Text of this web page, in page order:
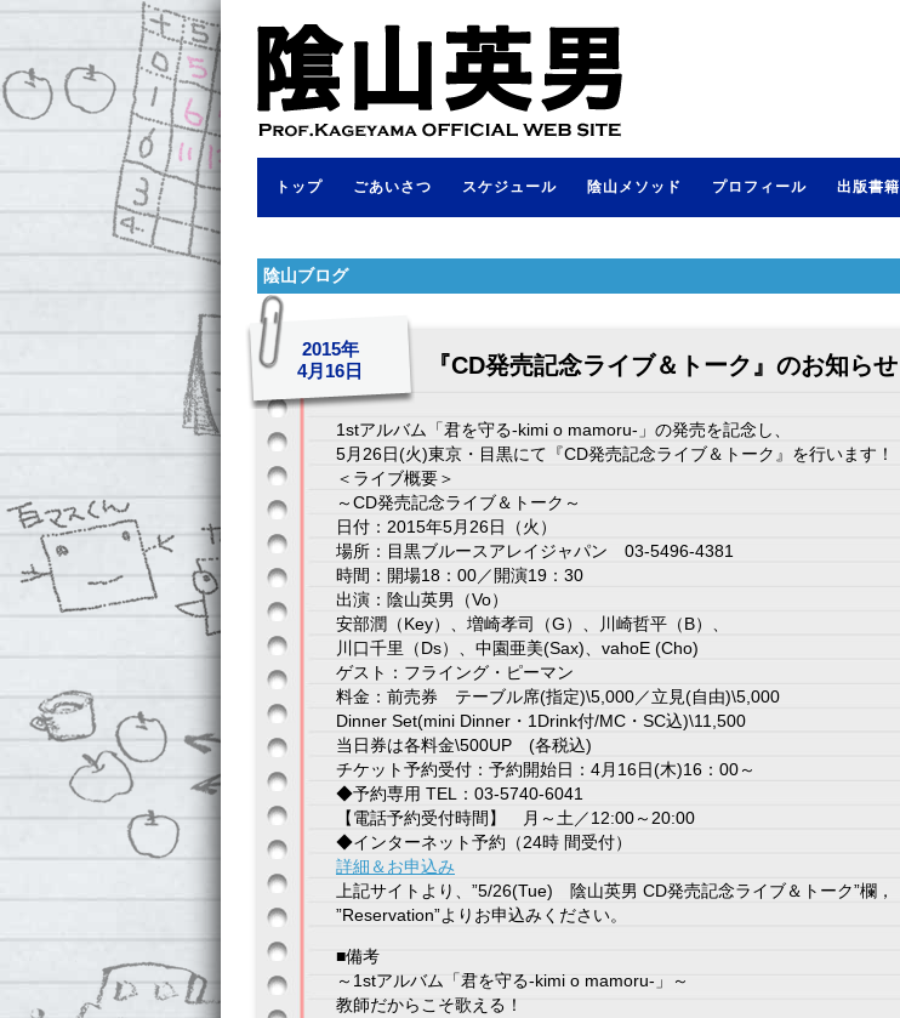
トップ ごあいさつ スケジュール 陰山メソッド プロフィール 出版書籍
陰山ブログ
『CD発売記念ライブ＆トーク』のお知らせ
2015年
4月16日
1stアルバム「君を守る-kimi o mamoru-」の発売を記念し、
5月26日(火)東京・目黒にて『CD発売記念ライブ＆トーク』を行います！
＜ライブ概要＞
～CD発売記念ライブ＆トーク～
日付：2015年5月26日（火）
場所：目黒ブルースアレイジャパン 03-5496-4381
時間：開場18：00／開演19：30
出演：陰山英男（Vo）
安部潤（Key）、増崎孝司（G）、川崎哲平（B）、
川口千里（Ds）、中園亜美(Sax)、vahoE (Cho)
ゲスト：フライング・ピーマン
料金：前売券 テーブル席(指定)\5,000／立見(自由)\5,000
Dinner Set(mini Dinner・1Drink付/MC・SC込)\11,500
当日券は各料金\500UP (各税込)
チケット予約受付：予約開始日：4月16日(木)16：00～
◆予約専用 TEL：03-5740-6041
【電話予約受付時間】 月～土／12:00～20:00
◆インターネット予約（24時 間受付）
詳細＆お申込み
上記サイトより、”5/26(Tue) 陰山英男 CD発売記念ライブ＆トーク”欄，
”Reservation”よりお申込みください。
■備考
～1stアルバム「君を守る-kimi o mamoru-」～
教師だからこそ歌える！